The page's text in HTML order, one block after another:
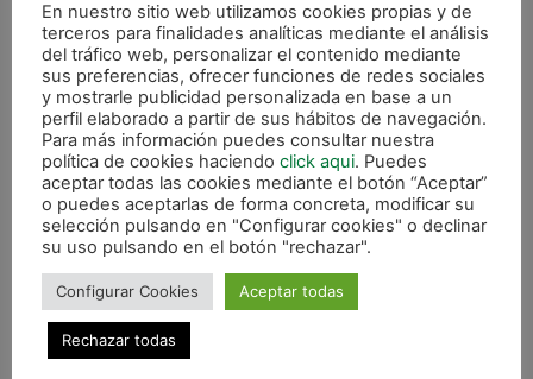
30 octubre, 2021
XOTA
En nuestro sitio web utilizamos cookies propias y de
terceros para finalidades analíticas mediante el análisis
del tráfico web, personalizar el contenido mediante
sus preferencias, ofrecer funciones de redes sociales
y mostrarle publicidad personalizada en base a un
perfil elaborado a partir de sus hábitos de navegación.
Para más información puedes consultar nuestra
política de cookies haciendo click aqui. Puedes
aceptar todas las cookies mediante el botón “Aceptar”
o puedes aceptarlas de forma concreta, modificar su
selección pulsando en "Configurar cookies" o declinar
su uso pulsando en el botón "rechazar".
Configurar Cookies Aceptar todas
Rechazar todas